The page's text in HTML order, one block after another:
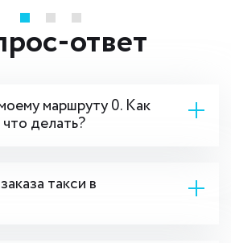
ответ
маршруту 0. Как
делать?
такси в